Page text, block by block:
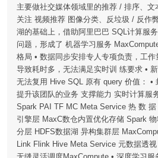
主要做社交媒体领域里的推荐 / 排序、
关注 视频推荐 图像分类、反垃圾 / 反作
湖的基础上，借助阿里巴巴 SQL计算服
问题，形成了 机器学习服务
格局 • 数据同步安排专人专项负责，工作
导致耗时多，无法满足实时训 练要求 •
无法复用 Hive SQL 原有 query 价值： •
提升该团队的业务 支撑能力 实时计算服
Spark PAI TF MC Meta Service 热 数
引擎层 MaxC数仓内置优化存储 Spark
分层 HDFS数据湖 异构集群层
Link Flink Hive Meta Service 元数据透